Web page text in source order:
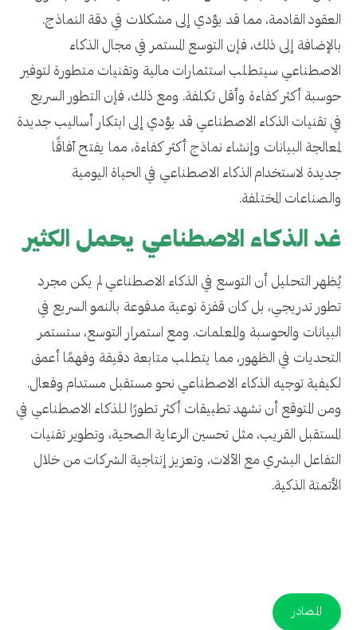
العقود القادمة، مما قد يؤدي إلى مشكلات في دقة النماذج.
بالإضافة إلى ذلك، فإن التوسع المستمر في مجال الذكاء
الاصطناعي سيتطلب استثمارات مالية وتقنيات متطورة لتوفير
حوسبة أكثر كفاءة وأقل تكلفة. ومع ذلك، فإن التطور السريع
في تقنيات الذكاء الاصطناعي قد يؤدي إلى ابتكار أساليب جديدة
لمعالجة البيانات وإنشاء نماذج أكثر كفاءة، مما يفتح آفاقًا
جديدة لاستخدام الذكاء الاصطناعي في الحياة اليومية
والصناعات المختلفة.
غد الذكاء الاصطناعي يحمل الكثير
يُظهر التحليل أن التوسع في الذكاء الاصطناعي لم يكن مجرد
تطور تدريجي، بل كان قفزة نوعية مدفوعة بالنمو السريع في
البيانات والحوسبة والمعلمات. ومع استمرار التوسع، ستستمر
التحديات في الظهور، مما يتطلب متابعة دقيقة وفهمًا أعمق
لكيفية توجيه الذكاء الاصطناعي نحو مستقبل مستدام وفعال.
ومن المتوقع أن نشهد تطبيقات أكثر تطورًا للذكاء الاصطناعي في
المستقبل القريب، مثل تحسين الرعاية الصحية، وتطوير تقنيات
التفاعل البشري مع الآلات، وتعزيز إنتاجية الشركات من خلال
الأتمتة الذكية.
المصادر